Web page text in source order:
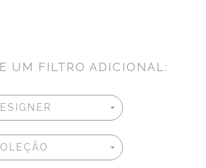
UM FILTRO ADICIONAL: